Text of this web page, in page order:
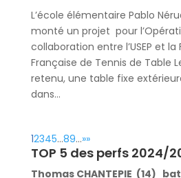
L’école élémentaire Pablo
monté un projet pour
collaboration entre l’USEP et la
Française de Tennis de Table
retenu, une table fixe
dans...
12345…89…»»
TOP 5 des perfs 2024/
Thomas CHANTEPIE (14)